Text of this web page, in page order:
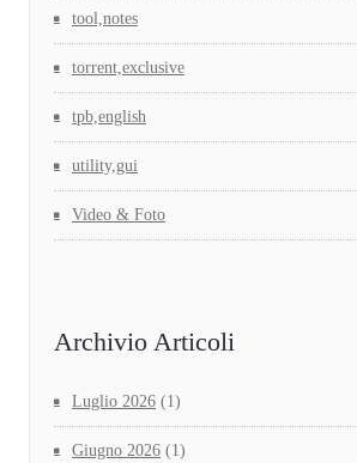
tool,notes
torrent,exclusive
tpb,english
utility,gui
Video & Foto
Archivio Articoli
Luglio 2026 (1)
Giugno 2026 (1)